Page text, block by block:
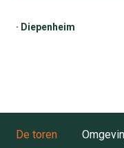
· Diepenheim
De toren